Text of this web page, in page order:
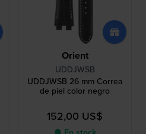
Orient
UDDJWSB
UDDJWSB 26 mm Correa
de piel color negro
152,00 US$